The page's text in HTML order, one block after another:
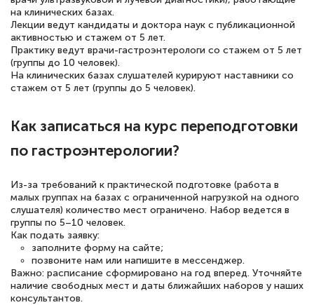
на клинических базах.
Лекции ведут кандидаты и доктора наук с публикационной
активностью и стажем от 5 лет.
Практику ведут врачи-гастроэнтерологи со стажем от 5 лет
(группы до 10 человек).
На клинических базах слушателей курируют наставники со
стажем от 5 лет (группы до 5 человек).
Как записаться на курс переподготовки
по гастроэнтерологии?
Из-за требований к практической подготовке (работа в
малых группах на базах с ограниченной нагрузкой на одного
слушателя) количество мест ограничено. Набор ведется в
группы по 5–10 человек.
Как подать заявку:
заполните форму на сайте;
позвоните нам или напишите в мессенджер.
Важно: расписание сформировано на год вперед. Уточняйте
наличие свободных мест и даты ближайших наборов у наших
консультантов.